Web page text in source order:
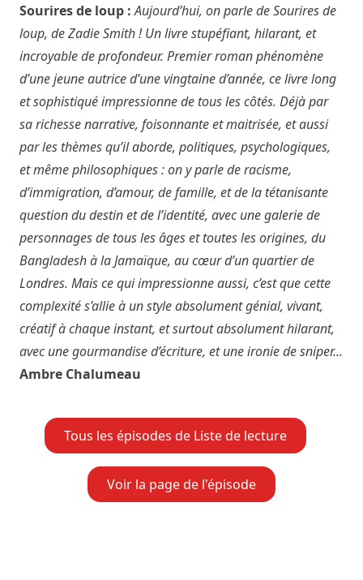
Sourires de loup :Aujourd’hui, on parle de Sourires de
loup, de Zadie Smith ! Un livre stupéfiant, hilarant, et
incroyable de profondeur. Premier roman phénomène
d’une jeune autrice d’une vingtaine d’année, ce livre long
et sophistiqué impressionne de tous les côtés. Déjà par
sa richesse narrative, foisonnante et maitrisée, et aussi
par les thèmes qu’il aborde, politiques, psychologiques,
et même philosophiques : on y parle de racisme,
d’immigration, d’amour, de famille, et de la tétanisante
question du destin et de l’identité, avec une galerie de
personnages de tous les âges et toutes les origines, du
Bangladesh à la Jamaïque, au cœur d’un quartier de
Londres. Mais ce qui impressionne aussi, c’est que cette
complexité s’allie à un style absolument génial, vivant,
créatif à chaque instant, et surtout absolument hilarant,
avec une gourmandise d’écriture, et une ironie de sniper...
Ambre Chalumeau
Tous les épisodes de Liste de lecture
Voir la page de l'épisode